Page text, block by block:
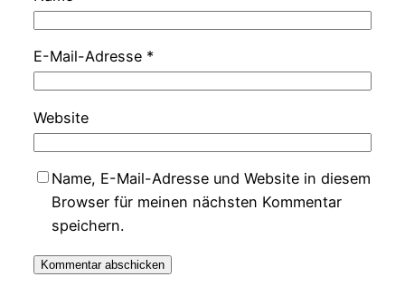
E-Mail-Adresse *
Website
Name, E-Mail-Adresse und Website in diesem
Browser für meinen nächsten Kommentar
speichern.